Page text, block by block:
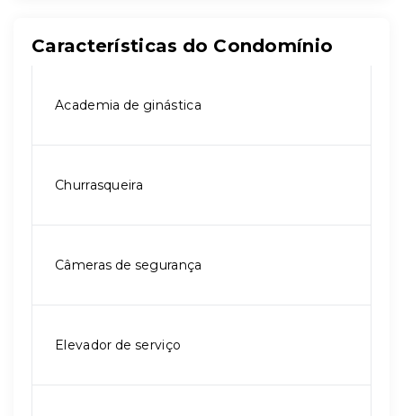
Características do Condomínio
Academia de ginástica
Churrasqueira
Câmeras de segurança
Elevador de serviço